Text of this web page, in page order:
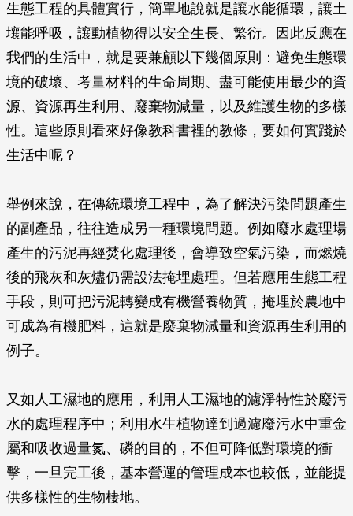
生態工程的具體實行，簡單地說就是讓水能循環，讓土
壤能呼吸，讓動植物得以安全生長、繁衍。因此反應在
我們的生活中，就是要兼顧以下幾個原則：避免生態環
境的破壞、考量材料的生命周期、盡可能使用最少的資
源、資源再生利用、廢棄物減量，以及維護生物的多樣
性。這些原則看來好像教科書裡的教條，要如何實踐於
生活中呢？
舉例來說，在傳統環境工程中，為了解決污染問題產生
的副產品，往往造成另一種環境問題。例如廢水處理場
產生的污泥再經焚化處理後，會導致空氣污染，而燃燒
後的飛灰和灰燼仍需設法掩埋處理。但若應用生態工程
手段，則可把污泥轉變成有機營養物質，掩埋於農地中
可成為有機肥料，這就是廢棄物減量和資源再生利用的
例子。
又如人工濕地的應用，利用人工濕地的濾淨特性於廢污
水的處理程序中；利用水生植物達到過濾廢污水中重金
屬和吸收過量氮、磷的目的，不但可降低對環境的衝
擊，一旦完工後，基本營運的管理成本也較低，並能提
供多樣性的生物棲地。